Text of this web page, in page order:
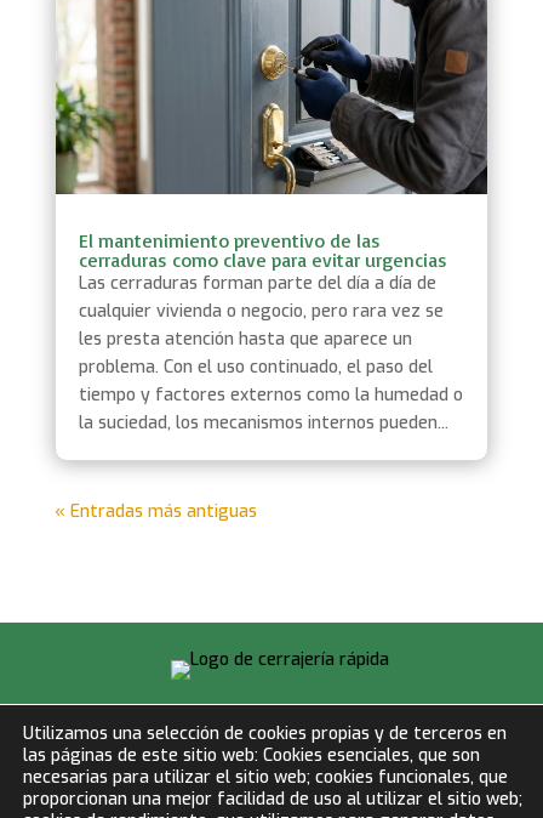
El mantenimiento preventivo de las
cerraduras como clave para evitar urgencias
Las cerraduras forman parte del día a día de
cualquier vivienda o negocio, pero rara vez se
les presta atención hasta que aparece un
problema. Con el uso continuado, el paso del
tiempo y factores externos como la humedad o
la suciedad, los mecanismos internos pueden...
« Entradas más antiguas
info@cerrajeriarapida.net
677 153 750
Utilizamos una selección de cookies propias y de terceros en
las páginas de este sitio web: Cookies esenciales, que son
necesarias para utilizar el sitio web; cookies funcionales, que
proporcionan una mejor facilidad de uso al utilizar el sitio web;